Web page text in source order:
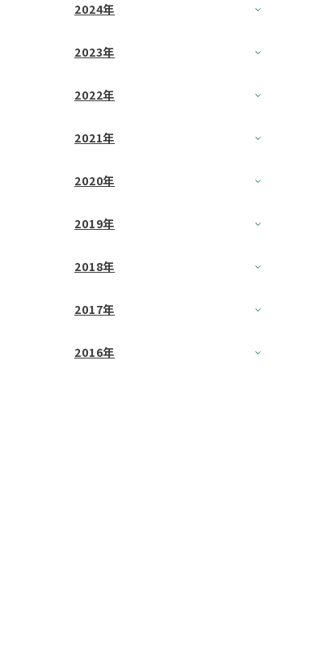
2024年
2023年
2022年
2021年
2020年
2019年
2018年
2017年
2016年